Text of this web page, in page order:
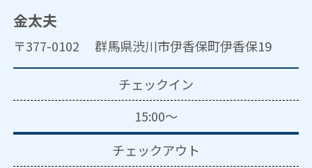
金太夫
〒377-0102 群馬県渋川市伊香保町伊香保19
チェックイン
15:00～
チェックアウト